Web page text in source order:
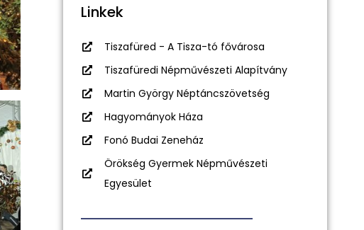
Linkek
Tiszafüred - A Tisza-tó fővárosa
Tiszafüredi Népművészeti Alapítvány
Martin György Néptáncszövetség
Hagyományok Háza
Fonó Budai Zeneház
Örökség Gyermek Népművészeti
Egyesület